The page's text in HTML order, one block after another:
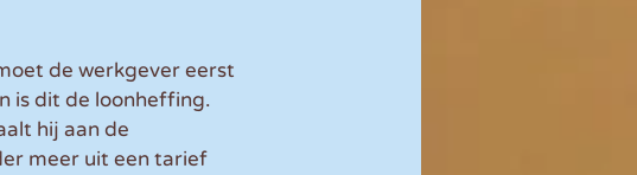
de werkgever eerst
is dit de loonheffing.
hij aan de
meer uit een tarief